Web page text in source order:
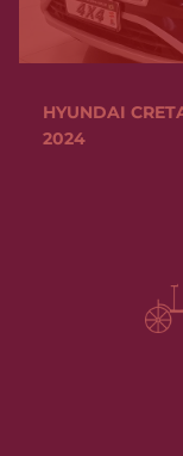
CHEVROLET
FLEX AUT 2018